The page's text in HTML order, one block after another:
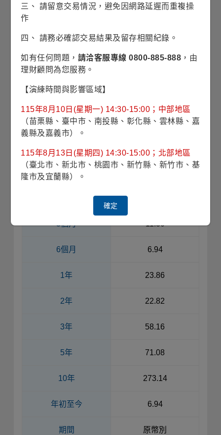
近1年
平均淨值
收藏
單筆申購
定期定額
單筆累積報酬率(%)
3個月 11.30
6個月 6.94
1年 23.86
2年 22.82
3年 58.16
5年 71.08
10年 273.14
年初至今 6.94
期間 原幣別
三、 請留意交易情況，避免因網路延遲而重複操
作
四、 請務必確認交易結果及留存相關紀錄。
如有任何問題， 請洽客服專線 0800-885-888 ，由
理財顧問為您服務。
【演練時間與影響區域】
115年8月10日(星期一) 14:30-15:00；中部地區
（苗栗縣、臺中市、南投縣、彰化縣、雲林縣、嘉
義縣及嘉義市）。
115年8月13日(星期四) 14:30-15:00；北部地區
（臺北市、新北市、桃園市、新竹縣、新竹市、基
隆市及宜蘭縣）。
確定